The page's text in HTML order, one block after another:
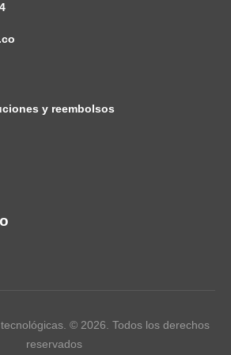
y reembolsos
© 2026. Todos los derechos
reservados